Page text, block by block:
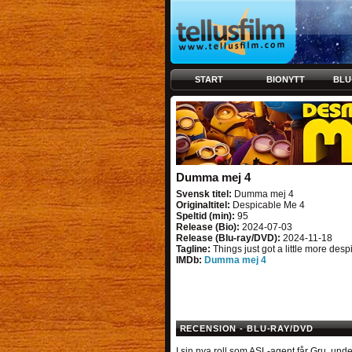
START BIONYTT
Dumma mej 4
Svensk titel: Dumma mej 4
Originaltitel: Despicable Me 4
Speltid (min): 95
Release (Bio): 2024-07-03
Release (Blu-ray/DVD): 2024-11-18
Tagline: Things just got a little more
IMDb: Dumma mej 4
RECENSION - BLU-RAY/DVD